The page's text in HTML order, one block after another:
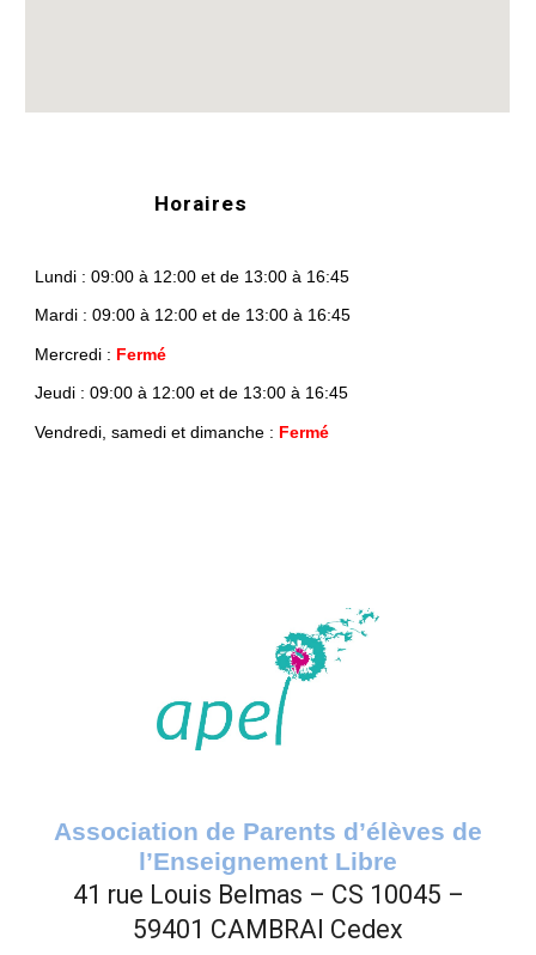
Horaires
Lundi : 09:00 à 12:00 et de 13:00 à 16:45
Mardi : 09:00 à 12:00 et de 13:00 à 16:45
Mercredi : Fermé
Jeudi : 09:00 à 12:00 et de 13:00 à 16:45
Vendredi, samedi et dimanche : Fermé
Association de Parents d’élèves de
l’Enseignement Libre
41 rue Louis Belmas – CS 10045 –
59401 CAMBRAI Cedex